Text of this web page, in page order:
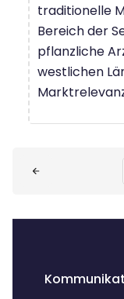
traditionelle
Bereich der
pflanzliche
westlichen